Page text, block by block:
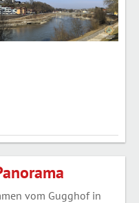
vom Gugghof in